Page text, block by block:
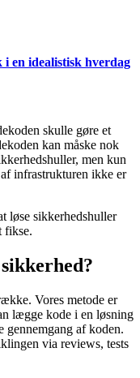
en idealistisk hverdag
skulle gøre et
kan måske nok
men kun
infrastrukturen ikke er
løse sikkerhedshuller
fikse.
Vores metode er
lægge kode i en løsning
gennemgang af koden.
via reviews, tests